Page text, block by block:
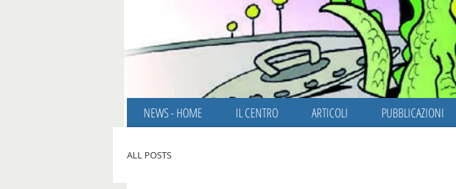
NEWS - HOME IL CENTRO ARTICOLI PUBBLICAZIONI
ALL POSTS